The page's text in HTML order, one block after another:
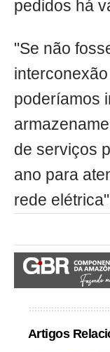
pedidos há
"Se não
poderíamos
de serviços
ano para
rede
Artigos